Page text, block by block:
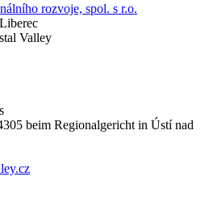
rozvoje, spol. s r.o.
Valley
beim Regionalgericht in Ústí nad